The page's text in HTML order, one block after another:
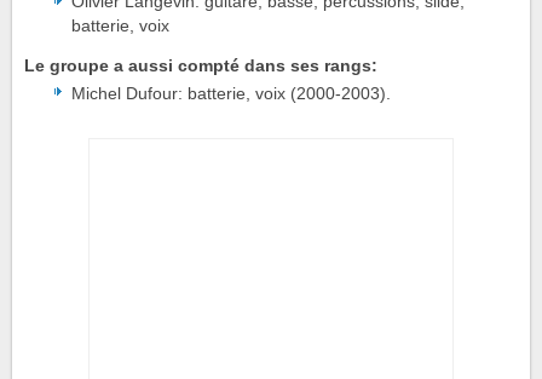
batterie, voix
Le groupe a aussi compté dans ses rangs:
Michel Dufour: batterie, voix (2000-2003).